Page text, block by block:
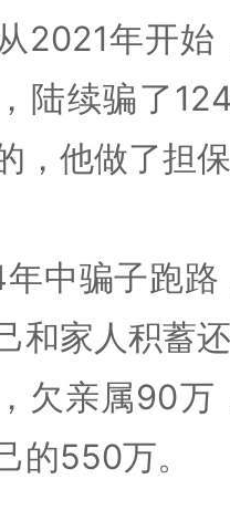
2021年开
陆续骗了
，他做了担保
中骗子跑路
和家人积蓄
欠亲属90万
的550万。